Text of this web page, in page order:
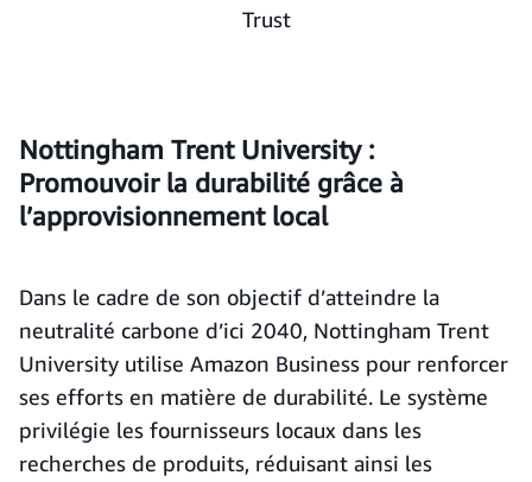
Trust
Nottingham Trent University :
Promouvoir la durabilité grâce à
l’approvisionnement local
Dans le cadre de son objectif d’atteindre la
neutralité carbone d’ici 2040, Nottingham Trent
University utilise Amazon Business pour renforcer
ses efforts en matière de durabilité. Le système
privilégie les fournisseurs locaux dans les
recherches de produits, réduisant ainsi les